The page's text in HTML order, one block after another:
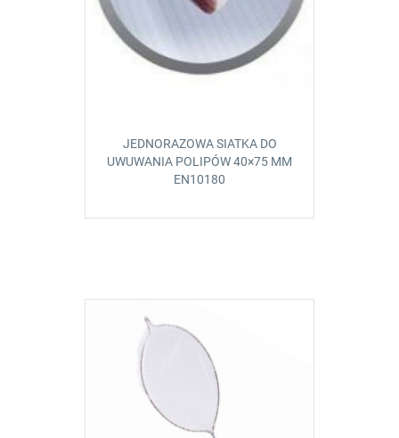
JEDNORAZOWA SIATKA DO
UWUWANIA POLIPÓW 40×75 MM
EN10180